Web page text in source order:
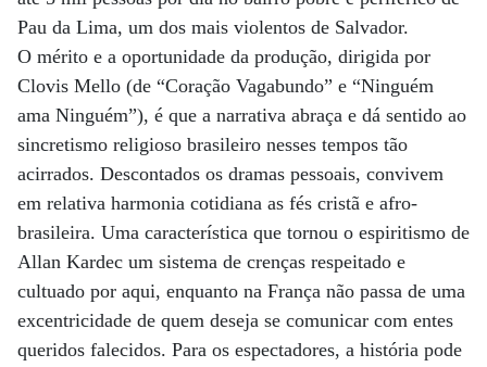
Pau da Lima, um dos mais violentos de Salvador.
O mérito e a oportunidade da produção, dirigida por
Clovis Mello (de “Coração Vagabundo” e “Ninguém
ama Ninguém”), é que a narrativa abraça e dá sentido ao
sincretismo religioso brasileiro nesses tempos tão
acirrados. Descontados os dramas pessoais, convivem
em relativa harmonia cotidiana as fés cristã e afro-
brasileira. Uma característica que tornou o espiritismo de
Allan Kardec um sistema de crenças respeitado e
cultuado por aqui, enquanto na França não passa de uma
excentricidade de quem deseja se comunicar com entes
queridos falecidos. Para os espectadores, a história pode